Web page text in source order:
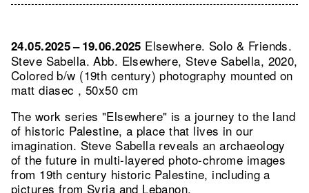
24.05.2025 – 19.06.2025 Elsewhere. Solo & Friends.
Steve Sabella.Abb. Elsewhere, Steve Sabella, 2020,
Colored b/w (19th century) photography mounted on
matt diasec , 50x50 cm
The work series "Elsewhere" is a journey to the land
of historic Palestine, a place that lives in our
imagination. Steve Sabella reveals an archaeology
of the future in multi-layered photo-chrome images
from 19th century historic Palestine, including a
pictures from Syria and Lebanon.